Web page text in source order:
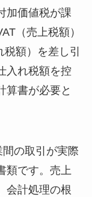
加価値税が課
（売上税額）
額）を差し引
入れ税額を控
算書が必要と
の取引が実際
類です。売上
会計処理の根